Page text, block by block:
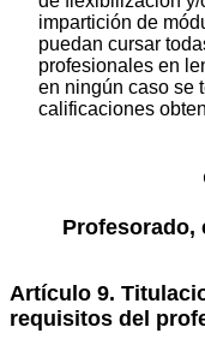
impartición de
puedan cursar
profesionales en
en ningún caso se
calificaciones
Profesorado,
Artículo 9.
requisitos del